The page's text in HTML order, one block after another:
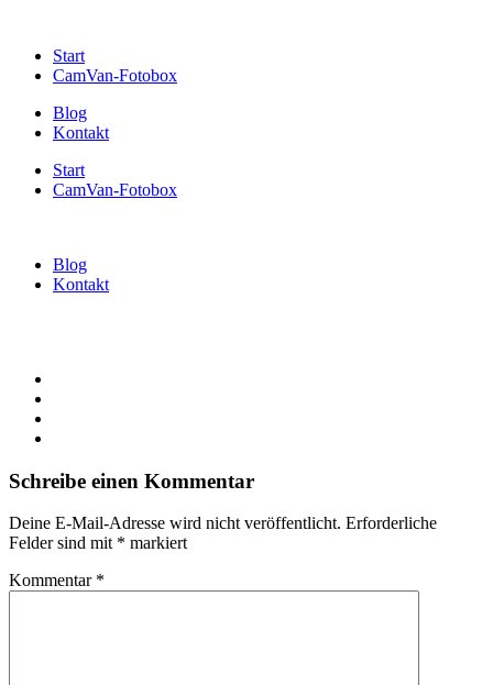
Start
CamVan-Fotobox
Blog
Kontakt
Start
CamVan-Fotobox
Blog
Kontakt
Schreibe einen Kommentar
Deine E-Mail-Adresse wird nicht veröffentlicht. Erforderliche
Felder sind mit * markiert
Kommentar *